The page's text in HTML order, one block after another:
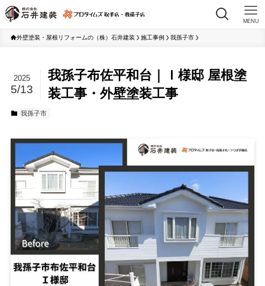
MENU
外壁塗装・屋根リフォームの（株）石井建装 施工事例 我孫子市
我孫子布佐平和台｜Ｉ様邸 屋根塗
装工事・外壁塗装工事
2025
5/13
我孫子市